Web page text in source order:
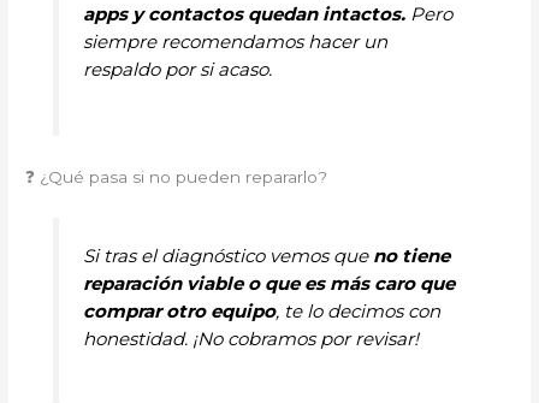
apps y contactos quedan intactos.Pero
siempre recomendamos hacer un
respaldo por si acaso.
❓ ¿Qué pasa si no pueden repararlo?
Si tras el diagnóstico vemos que no tiene
reparación viable o que es más caro que
comprar otro equipo, te lo decimos con
honestidad. ¡No cobramos por revisar!